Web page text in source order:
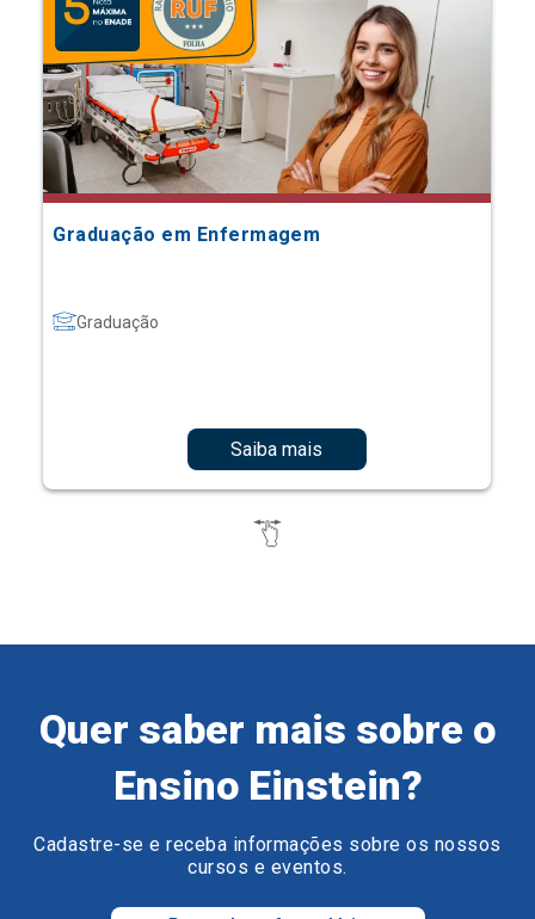
Graduação em Enfermagem
Graduação
Saiba mais
Quer saber mais sobre o
Ensino Einstein?
Cadastre-se e receba informações sobre os nossos
cursos e eventos.